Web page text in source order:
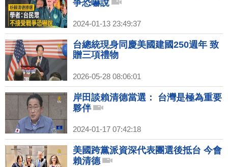
爭恐嚇說
2024-01-13 23:49:37
台總統現身同慶美國建國250週年 致
贈三項禮物
2026-05-28 08:06:01
岸田談賴清德當選： 台灣是極為重要
夥伴
2024-01-17 07:42:18
美國跨黨派資深代表團選後抵台 今會
賴清德